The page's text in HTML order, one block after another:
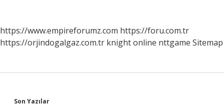
https://www.empireforumz.com https://foru.com.tr
https://orjindogalgaz.com.tr knight online nttgame Sitemap
Son Yazılar